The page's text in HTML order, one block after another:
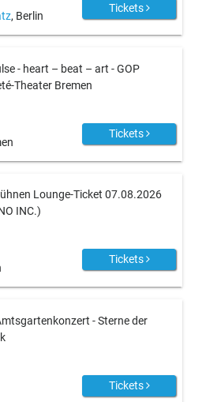
, Berlin
Tickets
- heart – beat – art - GOP
Theater Bremen
Tickets
Lounge-Ticket 07.08.2026
INC.)
Tickets
- Sterne der
Tickets